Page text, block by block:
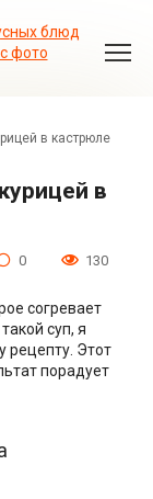
в кастрюле
0 130
согревает
суп, я
рецепту. Этот
порадует